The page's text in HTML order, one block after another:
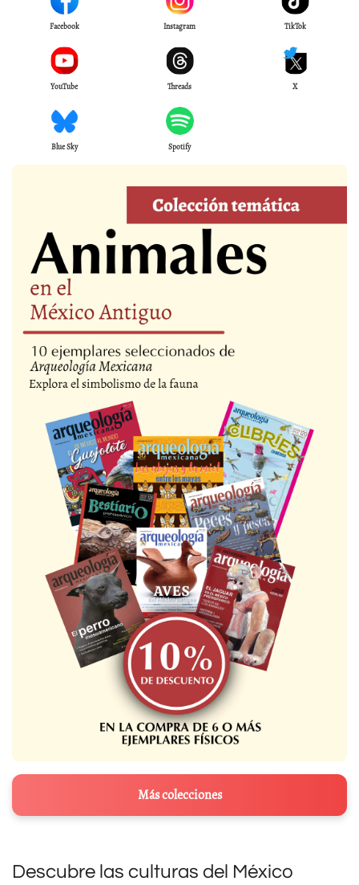
Facebook Instagram TikTok
YouTube Threads X
Blue Sky Spotify
Más colecciones
Descubre las culturas del México